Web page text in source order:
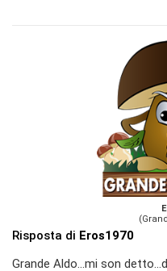
Risposta di Eros1970
Grande Aldo...mi son